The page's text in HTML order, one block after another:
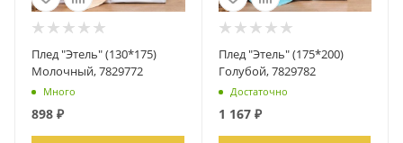
Плед "Этель" (130*175)
Молочный, 7829772
Много
898 ₽
Плед "Этель" (175*200)
Голубой, 7829782
Достаточно
1 167₽